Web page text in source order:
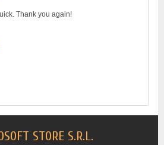
Thank you again!
STORE S.R.L.